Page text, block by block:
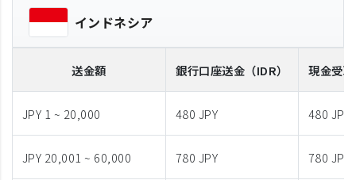
インドネシア
送金額 銀行口座送金 （IDR） 現金受取
JPY 1 ~ 20,000 480 JPY 480 JPY
JPY 20,001 ~ 60,000 780 JPY 780 JPY